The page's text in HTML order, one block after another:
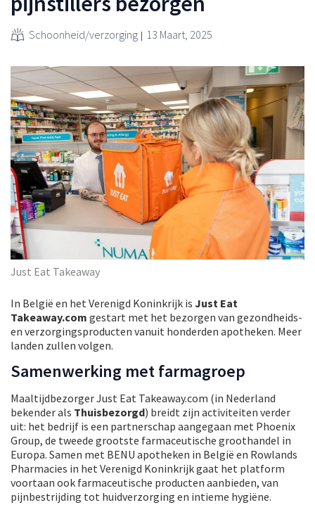
Schoonheid/verzorging 13 Maart, 2025
Just Eat Takeaway
In België en het Verenigd Koninkrijk is Just Eat
Takeaway.com gestart met het bezorgen van gezondheids-
en verzorgingsproducten vanuit honderden apotheken. Meer
landen zullen volgen.
Samenwerking met farmagroep
Maaltijdbezorger Just Eat Takeaway.com (in Nederland
bekender als Thuisbezorgd) breidt zijn activiteiten verder
uit: het bedrijf is een partnerschap aangegaan met Phoenix
Group, de tweede grootste farmaceutische groothandel in
Europa. Samen met BENU apotheken in België en Rowlands
Pharmacies in het Verenigd Koninkrijk gaat het platform
voortaan ook farmaceutische producten aanbieden, van
pijnbestrijding tot huidverzorging en intieme hygiëne.